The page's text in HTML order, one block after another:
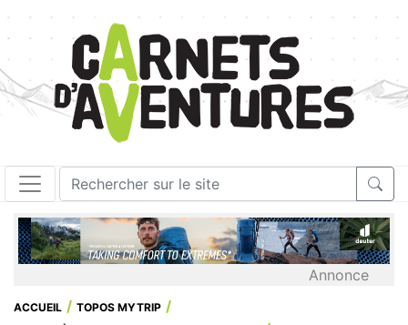
Annonce
ACCUEIL
TOPOS MYTRIP